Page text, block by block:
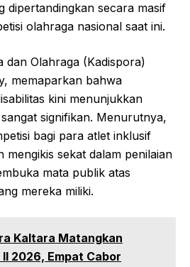
dipertandingkan secara masif
olahraga nasional saat ini.
dan Olahraga (Kadispora)
memaparkan bahwa
kini menunjukkan
signifikan. Menurutnya,
bagi para atlet inklusif
mengikis sekat dalam penilaian
mata publik atas
mereka miliki.
Kaltara Matangkan
II 2026, Empat Cabor